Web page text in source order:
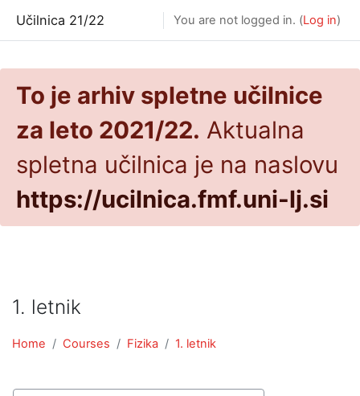
To je arhiv spletne učilnice
za leto 2021/22. Aktualna
spletna učilnica je na naslovu
https://ucilnica.fmf.uni-lj.si
Učilnica 21/22 You are not logged in. (Log in)
1. letnik
Home Courses Fizika 1. letnik